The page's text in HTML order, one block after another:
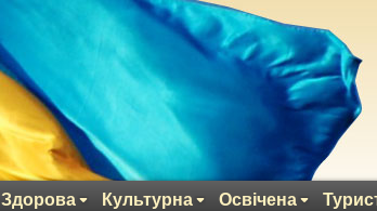
Здорова Культурна Освічена